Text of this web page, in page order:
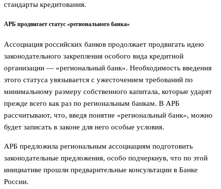
стандарты кредитования.
АРБ продвигает статус «регионального банка»
Ассоциация российских банков продолжает продвигать идею
законодательного закрепления особого вида кредитной
организации — «региональный банк». Необходимость введения
этого статуса увязывается с ужесточением требований по
минимальному размеру собственного капитала, которые ударят
прежде всего как раз по региональным банкам. В АРБ
рассчитывают, что, введя понятие «региональный банк», можно
будет записать в законе для него особые условия.
АРБ предложила региональным ассоциациям подготовить
законодательные предложения, особо подчеркнув, что по этой
инициативе прошли предварительные консультации в Банке
России.